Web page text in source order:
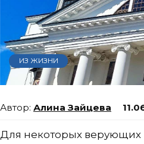
ИЗ ЖИЗНИ
Алина Зайцева
Для некоторых верующих